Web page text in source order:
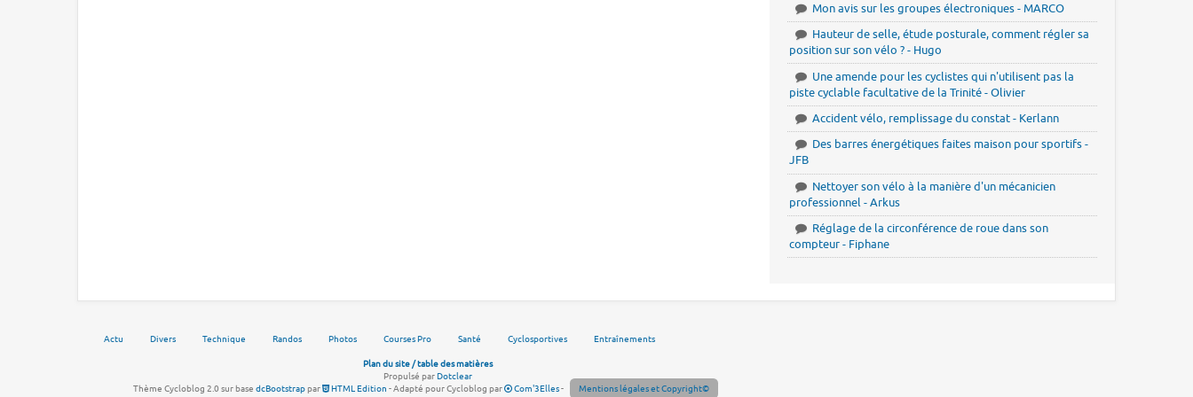
Mon avis sur les groupes électroniques - MARCO
Hauteur de selle, étude posturale, comment régler sa
position sur son vélo ? - Hugo
Une amende pour les cyclistes qui n'utilisent pas la
piste cyclable facultative de la Trinité - Olivier
Accident vélo, remplissage du constat - Kerlann
Des barres énergétiques faites maison pour sportifs -
JFB
Nettoyer son vélo à la manière d'un mécanicien
professionnel - Arkus
Réglage de la circonférence de roue dans son
compteur - Fiphane
Actu Divers Technique Randos Photos Courses Pro Santé Cyclosportives Entraînements
Plan du site / table des matières
Propulsé parDotclear
Thème Cycloblog 2.0 sur base dcBootstrappar HTML Edition - Adapté pour Cycloblog par Com'3Elles- Mentions légales et Copyright©